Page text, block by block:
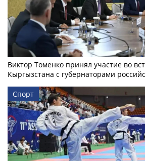
Виктор Томенко принял участие во
Кыргызстана с губернаторами
Спорт